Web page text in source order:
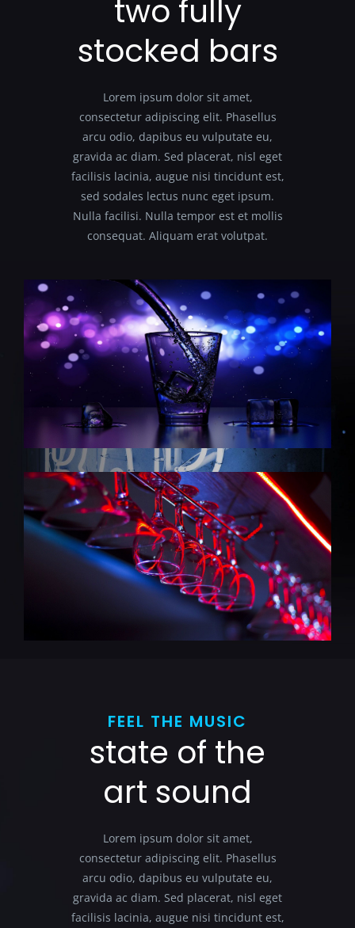
two fully
stocked bars
Lorem ipsum dolor sit amet,
consectetur adipiscing elit. Phasellus
arcu odio, dapibus eu vulputate eu,
gravida ac diam. Sed placerat, nisl eget
facilisis lacinia, augue nisi tincidunt est,
sed sodales lectus nunc eget ipsum.
Nulla facilisi. Nulla tempor est et mollis
consequat. Aliquam erat volutpat.
FEEL THE MUSIC
state of the
art sound
Lorem ipsum dolor sit amet,
consectetur adipiscing elit. Phasellus
arcu odio, dapibus eu vulputate eu,
gravida ac diam. Sed placerat, nisl eget
facilisis lacinia, augue nisi tincidunt est,